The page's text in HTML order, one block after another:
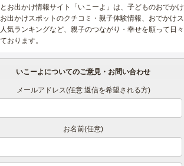
お出かけ情報サイト「いこーよ」は、子どものおでかけ
出かけスポットのクチコミ・親子体験情報、おでかけス
気ランキングなど、親子のつながり・幸せを願って日々
おります。
いこーよについてのご意見・お問い合わせ
メールアドレス(任意 返信を希望される方)
お名前(任意)